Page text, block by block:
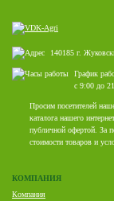
140185 г.
График
с 9:00 до
Просим посетителей
каталога нашего
публичной офертой. За
стоимости товаров и
КОМПАНИЯ
Компания